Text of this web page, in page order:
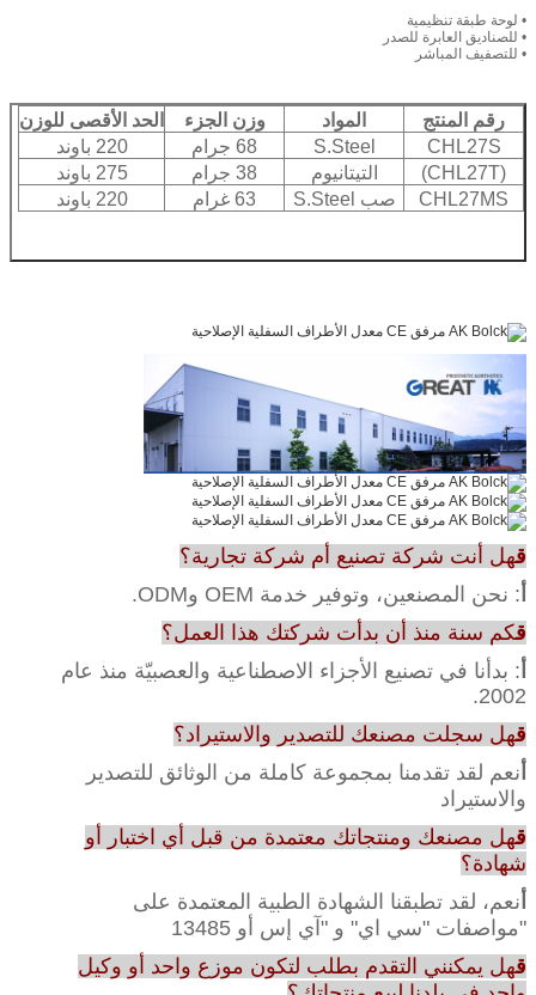
• لوحة طبقة تنظيمية
• للصناديق العابرة للصدر
• للتصفيف المباشر
رقم المنتج المواد وزن الجزء
الحد الأقصى للوزن
CHL27S
S.Steel 68 جرام
220 باوند
(CHL27T)
التيتانيوم 38 جرام
275 باوند
CHL27MS
صب S.Steel 63 غرام 220 باوند
قهل أنت شركة تصنيع أم شركة تجارية؟
أ: نحن المصنعين، وتوفير خدمة OEM وODM.
قكم سنة منذ أن بدأت شركتك هذا العمل؟
أ: بدأنا في تصنيع الأجزاء الاصطناعية والعصبيّة منذ عام
2002.
قهل سجلت مصنعك للتصدير والاستيراد؟
أنعم لقد تقدمنا بمجموعة كاملة من الوثائق للتصدير
والاستيراد
قهل مصنعك ومنتجاتك معتمدة من قبل أي اختبار أو
شهادة؟
أنعم، لقد تطبقنا الشهادة الطبية المعتمدة على
"مواصفات "سي اي" و "آي إس أو 13485
قهل يمكنني التقدم بطلب لتكون موزع واحد أو وكيل